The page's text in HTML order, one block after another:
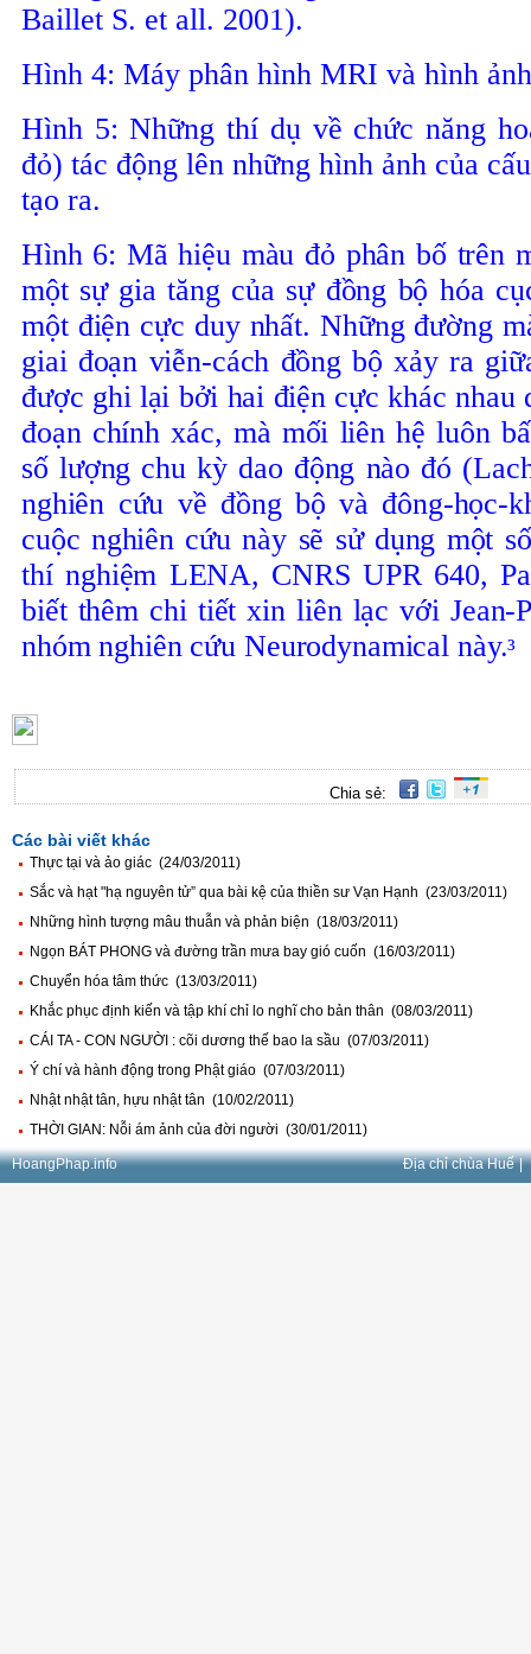
Baillet S. et all. 2001).
Hình 4: Máy phân hình MRI và hình
Hình 5: Những thí dụ về chức năng
đỏ) tác động lên những hình ảnh của
tạo ra.
Hình 6: Mã hiệu màu đỏ phân bố trên
một sự gia tăng của sự đồng bộ hóa
một điện cực duy nhất. Những đường
giai đoạn viễn-cách đồng bộ xảy ra
được ghi lại bởi hai điện cực khác nhau
đoạn chính xác, mà mối liên hệ luôn
số lượng chu kỳ dao động nào đó
nghiên cứu về đồng bộ và đông-học-
cuộc nghiên cứu này sẽ sử dụng một số
thí nghiệm LENA, CNRS UPR 640,
biết thêm chi tiết xin liên lạc vớiJean-
nhóm nghiên cứu Neurodynamical này.³
Chia sẻ:
Các bài viết khác
Thực tại và ảo giác (24/03/2011)
Sắc và hạt "hạ nguyên tử” qua bài kệ của thiền sư Vạn Hạnh (23/03/2011)
Những hình tượng mâu thuẫn và phản biện (18/03/2011)
Ngọn BÁT PHONG và đường trần mưa bay gió cuốn (16/03/2011)
Chuyển hóa tâm thức (13/03/2011)
Khắc phục định kiến và tập khí chỉ lo nghĩ cho bản thân (08/03/2011)
CÁI TA - CON NGƯỜI : cõi dương thế bao la sầu (07/03/2011)
Ý chí và hành động trong Phật giáo (07/03/2011)
Nhật nhật tân, hựu nhật tân (10/02/2011)
THỜI GIAN: Nỗi ám ảnh của đời người (30/01/2011)
HoangPhap.info Địa chỉ chùa Huế |